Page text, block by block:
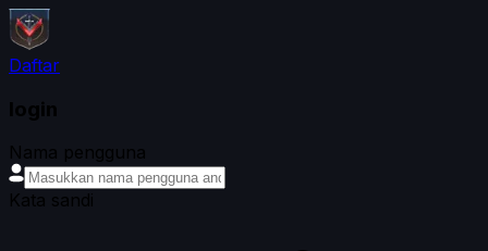
Daftar
login
Nama pengguna
Kata sandi